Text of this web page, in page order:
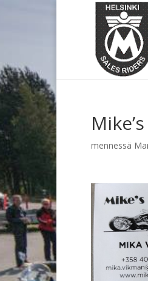
mennessä